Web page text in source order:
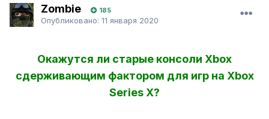
Zombie 185
Опубликовано: 11 января 2020
Окажутся ли старые консоли Xbox
сдерживающим фактором для игр на Xbox
Series X?